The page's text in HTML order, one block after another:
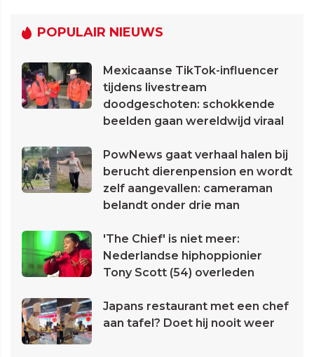
POPULAIR NIEUWS
Mexicaanse TikTok-influencer
tijdens livestream
doodgeschoten: schokkende
beelden gaan wereldwijd viraal
PowNews gaat verhaal halen bij
berucht dierenpension en wordt
zelf aangevallen: cameraman
belandt onder drie man
'The Chief' is niet meer:
Nederlandse hiphoppionier
Tony Scott (54) overleden
Japans restaurant met een chef
aan tafel? Doet hij nooit weer